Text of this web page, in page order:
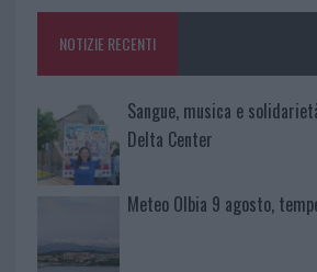
o
k
p
NOTIZIE RECENTI
Sangue, musica e
Delta Center
Meteo Olbia 9 agosto,